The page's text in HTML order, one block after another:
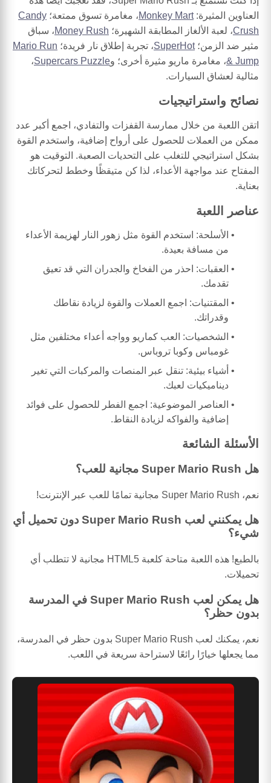
العناوين المثيرة:Monkey Mart، مغامرة تسوق ممتعة؛ Candy
Crush، لعبة الألغاز المطابقة الشهيرة؛ Money Rush، سباق
مثير ضد الزمن؛SuperHot، تجربة إطلاق نار فريدة؛ Mario Run
& Jump، مغامرة ماريو مثيرة أخرى؛ وSupercars Puzzle،
مثالية لعشاق السيارات.
نصائح واستراتيجيات
اتقن اللعبة من خلال ممارسة القفزات والتفادي، اجمع أكبر عدد
ممكن من العملات للحصول على أرواح إضافية، واستخدم القوة
بشكل استراتيجي للتغلب على التحديات الصعبة. التوقيت هو
المفتاح عند مواجهة الأعداء، لذا كن متيقظًا وخطط لتحركاتك
بعناية.
عناصر اللعبة
الأسلحة: استخدم القوة مثل زهور النار لهزيمة الأعداء
من مسافة بعيدة.
العقبات: احذر من الفخاخ والجدران التي قد تعيق
تقدمك.
المقتنيات: اجمع العملات والقوة لزيادة نقاطك
وقدراتك.
الشخصيات: العب كماريو وواجه أعداء مختلفين مثل
غومباس وكوبا تروباس.
أشياء بيئية: تنقل عبر المنصات والمركبات التي تغير
ديناميكيات لعبك.
العناصر الموضوعية: اجمع الفطر للحصول على فوائد
إضافية والفواكه لزيادة النقاط.
الأسئلة الشائعة
هل Super Mario Rush مجانية للعب؟
نعم، Super Mario Rush مجانية تمامًا للعب عبر الإنترنت!
هل يمكنني لعب Super Mario Rush دون تحميل أي
شيء؟
بالطبع! هذه اللعبة متاحة كلعبة HTML5 مجانية لا تتطلب أي
تحميلات.
هل يمكن لعب Super Mario Rush في المدرسة
بدون حظر؟
نعم، يمكنك لعب Super Mario Rush بدون حظر في المدرسة،
مما يجعلها خيارًا رائعًا لاستراحة سريعة في اللعب.